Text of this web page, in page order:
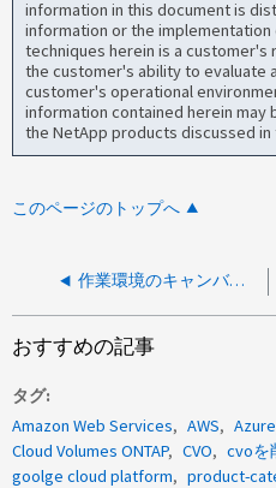
information in this document is
information or the
techniques herein is a
the customer's ability to evaluate
customer's operational
information contained herein may
the NetApp products discussed in
このページのトップへ
作業環境のキャンバス表示で、容量の合計は何を表していますか？
おすすめの記事
タグ
Amazon Web Services
AWS Azure
Cloud Volumes ONTAP
CVO cvoを
goolge cloud platform
product-